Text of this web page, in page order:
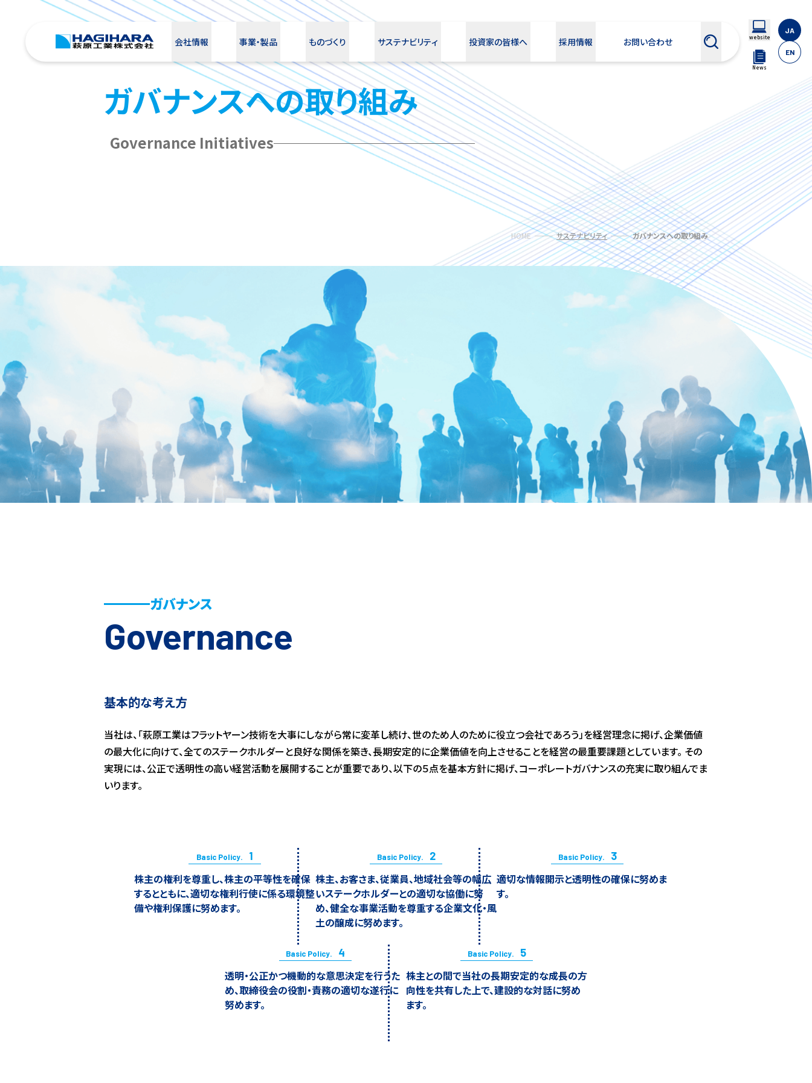
会社情報 事業・製品 ものづくり サステナビリティ 投資家の皆様へ 採用情報 お問い合わせ website
News
JA
EN
ガバナンスへの取り組み
Governance Initiatives
HOME サステナビリティ ガバナンスへの取り組み
ガバナンス
Governance
基本的な考え方
当社は、「萩原工業はフラットヤーン技術を大事にしながら常に変革し続け、世のため人のために役立つ会社であろう」を経営理念に掲げ、企業価値
の最大化に向けて、全てのステークホルダーと良好な関係を築き、長期安定的に企業価値を向上させることを経営の最重要課題としています。 その
実現には、公正で透明性の高い経営活動を展開することが重要であり、以下の５点を基本方針に掲げ、コーポレートガバナンスの充実に取り組んでま
いります。
Basic Policy. 1
株主の権利を尊重し、株主の平等性を確保
するとともに、適切な権利行使に係る環境整
備や権利保護に努めます。
Basic Policy. 2
株主、お客さま、従業員、地域社会等の幅広
いステークホルダーとの適切な協働に努
め、健全な事業活動を尊重する企業文化・風
土の醸成に努めます。
Basic Policy. 3
適切な情報開示と透明性の確保に努めま
す。
Basic Policy. 4
透明・公正かつ機動的な意思決定を行うた
め、取締役会の役割・責務の適切な遂行に
努めます。
Basic Policy. 5
株主との間で当社の長期安定的な成長の方
向性を共有した上で、建設的な対話に努め
ます。